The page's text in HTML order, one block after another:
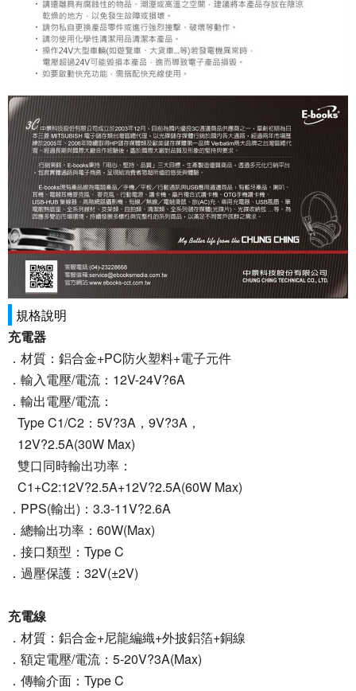
規格說明
充電器
．材質：鋁合金+PC防火塑料+電子元件
．輸入電壓/電流：12V-24V?6A
．輸出電壓/電流：
Type C1/C2：5V?3A，9V?3A，
12V?2.5A(30W Max)
雙口同時輸出功率：
C1+C2:12V?2.5A+12V?2.5A(60W Max)
．PPS(輸出)：3.3-11V?2.6A
．總輸出功率：60W(Max)
．接口類型：Type C
．過壓保護：32V(±2V)
充電線
．材質：鋁合金+尼龍編織+外披鋁箔+銅線
．額定電壓/電流：5-20V?3A(Max)
．傳輸介面：Type C